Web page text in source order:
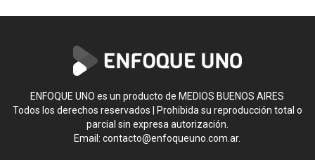
ENFOQUE UNO es un producto de MEDIOS BUENOS AIRES
Todos los derechos reservados | Prohibida su reproducción total o
parcial sin expresa autorización.
Email:contacto@enfoqueuno.com.ar.